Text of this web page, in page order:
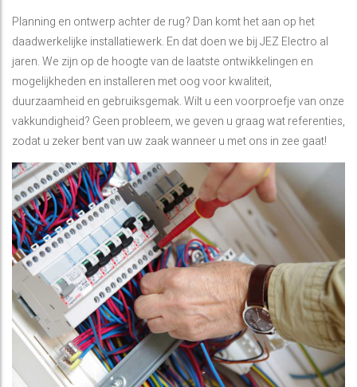
Planning en ontwerp achter de rug? Dan komt het aan op het
daadwerkelijke installatiewerk. En dat doen we bij JEZ Electro al
jaren. We zijn op de hoogte van de laatste ontwikkelingen en
mogelijkheden en installeren met oog voor kwaliteit,
duurzaamheid en gebruiksgemak. Wilt u een voorproefje van onze
vakkundigheid? Geen probleem, we geven u graag wat referenties,
zodat u zeker bent van uw zaak wanneer u met ons in zee gaat!